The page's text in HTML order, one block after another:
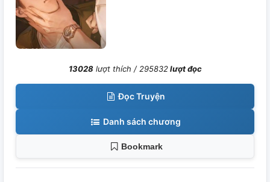
13028lượt thích /295832lượt đọc
Đọc Truyện
Danh sách chương
Bookmark